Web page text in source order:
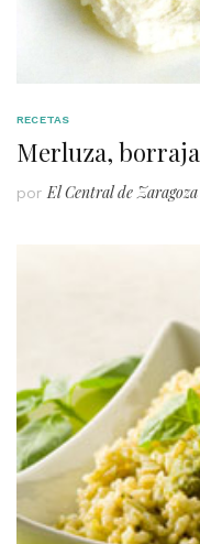
RECETAS
Merluza,
por El Central de Zaragoza